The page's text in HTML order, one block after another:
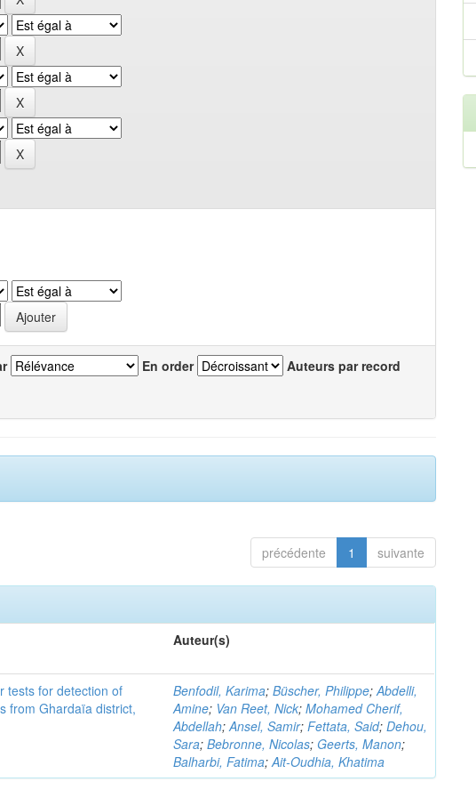
En order Auteurs par record
précédente 1 suivante
Auteur(s)
tests for detection of
from Ghardaïa district,
Benfodil, Karima;Büscher, Philippe;Abdelli,
Amine; Van Reet, Nick;Mohamed Cherif,
Abdellah;Ansel, Samir;Fettata, Said;Dehou,
Sara;Bebronne, Nicolas; Geerts, Manon;
Balharbi, Fatima;Ait-Oudhia, Khatima